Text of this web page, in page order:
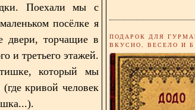
Поехали мы с
посёлке я
двери, торчащие в
и третьего этажей.
который мы
кривой человек
ПОДАРОК ДЛЯ
ВКУСНО, ВЕСЕЛО И